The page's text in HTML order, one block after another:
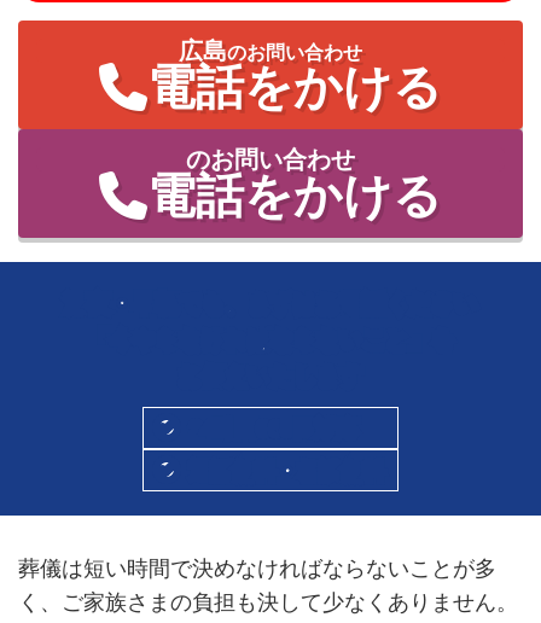
広島のお問い合わせ
電話をかける
のお問い合わせ
電話をかける
深夜・早朝でも、まずはお電話ください
通話無料・相談無料
葬儀は短い時間で決めなければならないことが多
く、ご家族さまの負担も決して少なくありません。